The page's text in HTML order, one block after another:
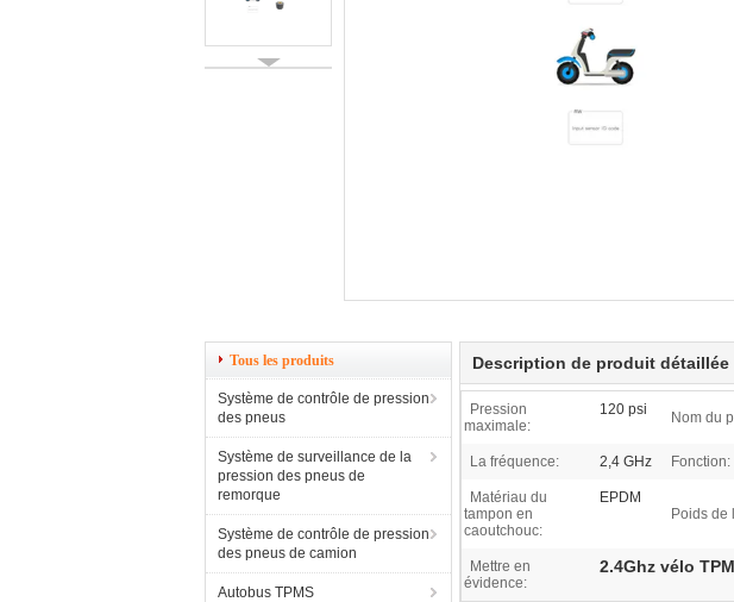
Tous les produits
Système de contrôle de pression
des pneus
Système de surveillance de la
pression des pneus de
remorque
Système de contrôle de pression
des pneus de camion
Autobus TPMS
Description de produit détaillée
Pression
maximale:
120 psi Nom du
La fréquence: 2,4 GHz Fonction:
Matériau du
tampon en
caoutchouc:
EPDM
Poids de
Mettre en
évidence:
2.4Ghz vélo